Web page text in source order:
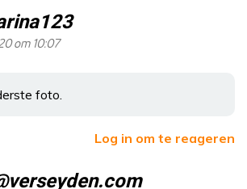
om 10:07
foto.
Log in om te reageren